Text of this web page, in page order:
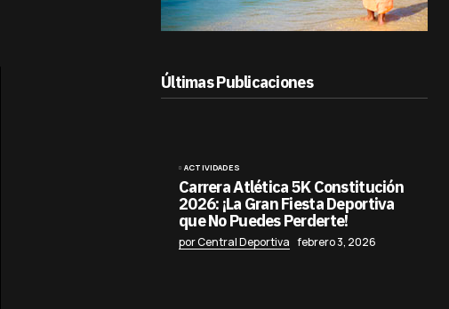
Últimas Publicaciones
ACTIVIDADES
Carrera Atlética 5K Constitución
2026: ¡La Gran Fiesta Deportiva
que No Puedes Perderte!
por Central Deportiva febrero 3, 2026